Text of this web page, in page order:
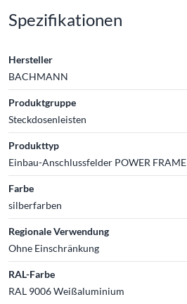
Spezifikationen
Hersteller
BACHMANN
Produktgruppe
Steckdosenleisten
Produkttyp
Einbau-Anschlussfelder POWER FRAME
Farbe
silberfarben
Regionale Verwendung
Ohne Einschränkung
RAL-Farbe
RAL 9006 Weißaluminium